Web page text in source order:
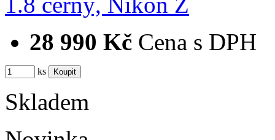
28 990 Kč Cena s DPH
ks
Skladem